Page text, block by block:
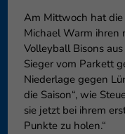
Am Mittwoch hat
Michael Warm ihren
Volleyball Bisons
Sieger vom Parkett
Niederlage gegen
die Saison“, wie
sie jetzt bei ihrem
Punkte zu holen.“